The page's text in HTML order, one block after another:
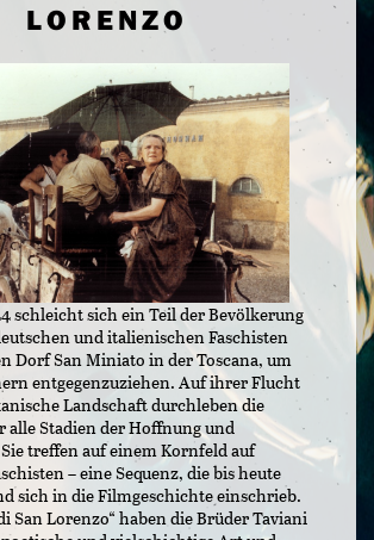
LORENZO
schleicht sich ein Teil der Bevölkerung
und italienischen Faschisten
Dorf San Miniato in der Toscana, um
entgegenzuziehen. Auf ihrer Flucht
Landschaft durchleben die
alle Stadien der Hoffnung und
treffen auf einem Kornfeld auf
– eine Sequenz, die bis heute
sich in die Filmgeschichte einschrieb.
San Lorenzo“ haben die Brüder Taviani